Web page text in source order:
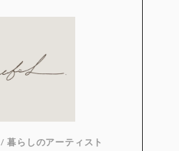
/暮らしのアーティスト